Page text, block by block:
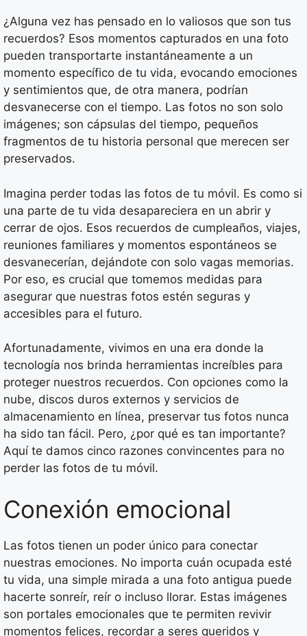
¿Alguna vez has pensado en lo valiosos que son tus
recuerdos? Esos momentos capturados en una foto
pueden transportarte instantáneamente a un
momento específico de tu vida, evocando emociones
y sentimientos que, de otra manera, podrían
desvanecerse con el tiempo. Las fotos no son solo
imágenes; son cápsulas del tiempo, pequeños
fragmentos de tu historia personal que merecen ser
preservados.
Imagina perder todas las fotos de tu móvil. Es como si
una parte de tu vida desapareciera en un abrir y
cerrar de ojos. Esos recuerdos de cumpleaños, viajes,
reuniones familiares y momentos espontáneos se
desvanecerían, dejándote con solo vagas memorias.
Por eso, es crucial que tomemos medidas para
asegurar que nuestras fotos estén seguras y
accesibles para el futuro.
Afortunadamente, vivimos en una era donde la
tecnología nos brinda herramientas increíbles para
proteger nuestros recuerdos. Con opciones como la
nube, discos duros externos y servicios de
almacenamiento en línea, preservar tus fotos nunca
ha sido tan fácil. Pero, ¿por qué es tan importante?
Aquí te damos cinco razones convincentes para no
perder las fotos de tu móvil.
Conexión emocional
Las fotos tienen un poder único para conectar
nuestras emociones. No importa cuán ocupada esté
tu vida, una simple mirada a una foto antigua puede
hacerte sonreír, reír o incluso llorar. Estas imágenes
son portales emocionales que te permiten revivir
momentos felices, recordar a seres queridos y